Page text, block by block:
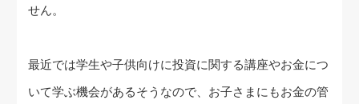
せん。
最近では学生や子供向けに投資に関する講座やお金につ
いて学ぶ機会があるそうなので、お子さまにもお金の管